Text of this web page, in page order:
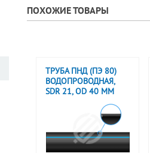
ПОХОЖИЕ ТОВАРЫ
ТРУБА ПНД (ПЭ 80)
ВОДОПРОВОДНАЯ,
SDR 21, OD 40 ММ